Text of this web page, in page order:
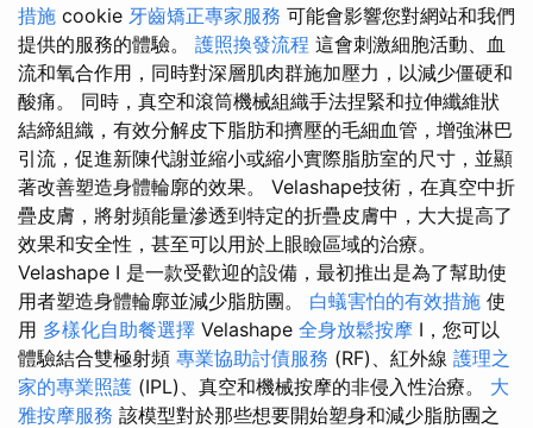
措施 cookie 牙齒矯正專家服務 可能會影響您對網站和我們
提供的服務的體驗。 護照換發流程 這會刺激細胞活動、血
流和氧合作用，同時對深層肌肉群施加壓力，以減少僵硬和
酸痛。 同時，真空和滾筒機械組織手法捏緊和拉伸纖維狀
結締組織，有效分解皮下脂肪和擠壓的毛細血管，增強淋巴
引流，促進新陳代謝並縮小或縮小實際脂肪室的尺寸，並顯
著改善塑造身體輪廓的效果。 Velashape技術，在真空中折
疊皮膚，將射頻能量滲透到特定的折疊皮膚中，大大提高了
效果和安全性，甚至可以用於上眼瞼區域的治療。
Velashape I 是一款受歡迎的設備，最初推出是為了幫助使
用者塑造身體輪廓並減少脂肪團。 白蟻害怕的有效措施 使
用 多樣化自助餐選擇 Velashape 全身放鬆按摩 I，您可以
體驗結合雙極射頻 專業協助討債服務 (RF)、紅外線 護理之
家的專業照護 (IPL)、真空和機械按摩的非侵入性治療。 大
雅按摩服務 該模型對於那些想要開始塑身和減少脂肪團之